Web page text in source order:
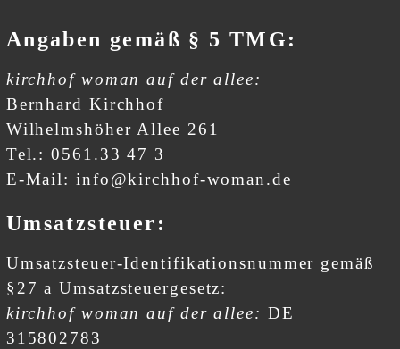
Angaben gemäß § 5 TMG:
kirchhof woman auf der allee:
Bernhard Kirchhof
Wilhelmshöher Allee 261
Tel.: 0561.33 47 3
E-Mail: info@kirchhof-woman.de
Umsatzsteuer:
Umsatzsteuer-Identifikationsnummer gemäß
§27 a Umsatzsteuergesetz:
kirchhof woman auf der allee: DE
315802783